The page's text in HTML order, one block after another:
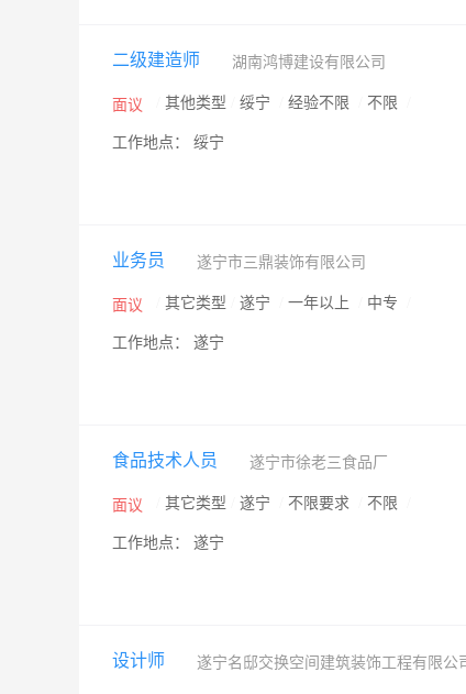
二级建造师 湖南鸿博建设有限公司
面议 其他类型 绥宁 经验不限 不限
工作地点： 绥宁
业务员 遂宁市三鼎装饰有限公司
面议 其它类型 遂宁 一年以上 中专
工作地点： 遂宁
食品技术人员 遂宁市徐老三食品厂
面议 其它类型 遂宁 不限要求 不限
工作地点： 遂宁
设计师 遂宁名邸交换空间建筑装饰工程有限公